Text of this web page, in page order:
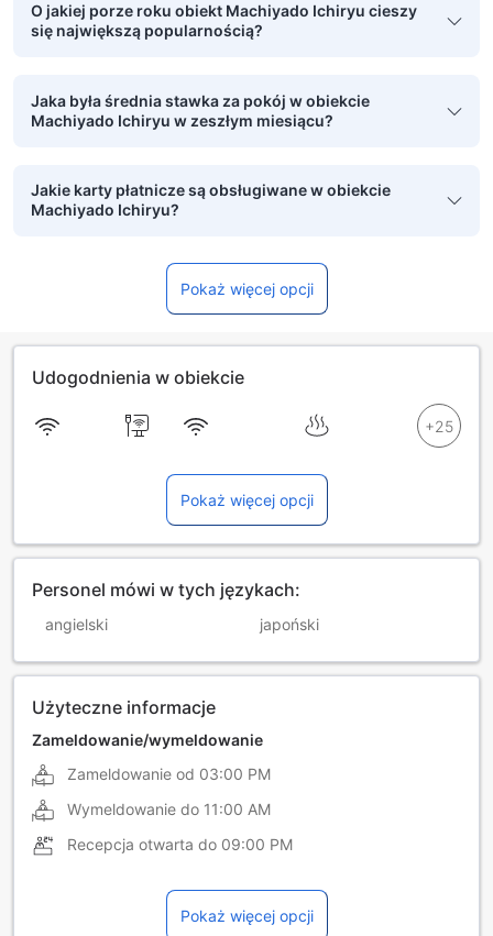
O jakiej porze roku obiekt Machiyado Ichiryu cieszy
się największą popularnością?
Jaka była średnia stawka za pokój w obiekcie
Machiyado Ichiryu w zeszłym miesiącu?
Jakie karty płatnicze są obsługiwane w obiekcie
Machiyado Ichiryu?
Pokaż więcej opcji
Udogodnienia w obiekcie
Pokaż więcej opcji
Personel mówi w tych językach:
angielski japoński
Użyteczne informacje
Zameldowanie/wymeldowanie
Zameldowanie od 03:00 PM
Wymeldowanie do 11:00 AM
Recepcja otwarta do 09:00 PM
Pokaż więcej opcji